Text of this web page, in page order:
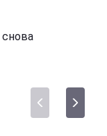
снова